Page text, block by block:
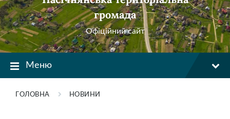
громада
Офіційний сайт
Меню
ГОЛОВНА НОВИНИ